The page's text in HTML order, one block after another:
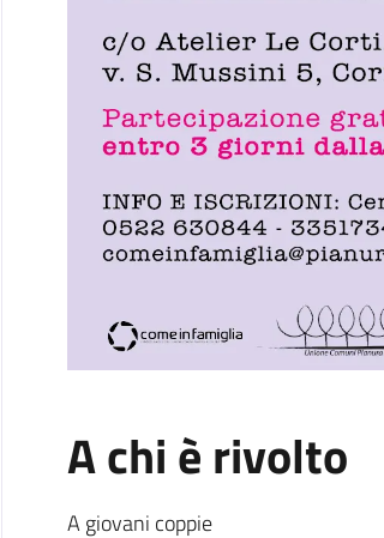
A chi è rivolto
A giovani coppie